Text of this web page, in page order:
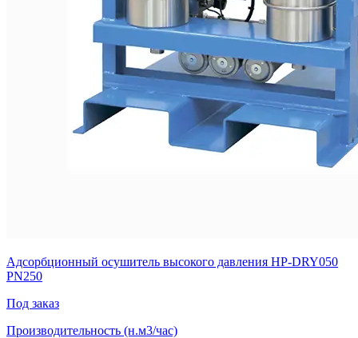
Адсорбционный осушитель высокого давления HP-DRY050
PN250
Под заказ
Производительность (н.м3/час)